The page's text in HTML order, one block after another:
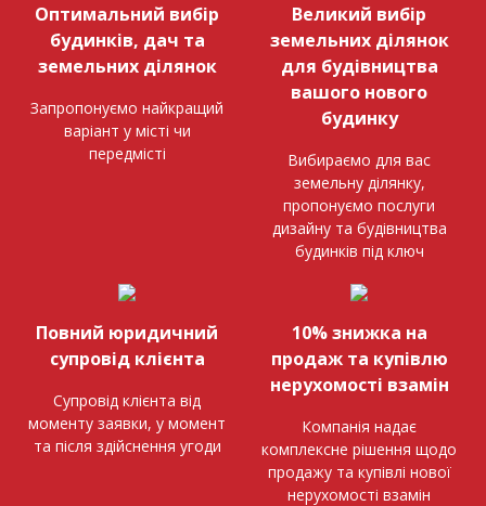
Оптимальний вибір
будинків, дач та
земельних ділянок
Запропонуємо найкращий
варіант у місті чи
передмісті
Великий вибір
земельних ділянок
для будівництва
вашого нового
будинку
Вибираємо для вас
земельну ділянку,
пропонуємо послуги
дизайну та будівництва
будинків під ключ
Повний юридичний
супровід клієнта
Супровід клієнта від
моменту заявки, у момент
та після здійснення угоди
10% знижка на
продаж та купівлю
нерухомості взамін
Компанія надає
комплексне рішення щодо
продажу та купівлі нової
нерухомості взамін